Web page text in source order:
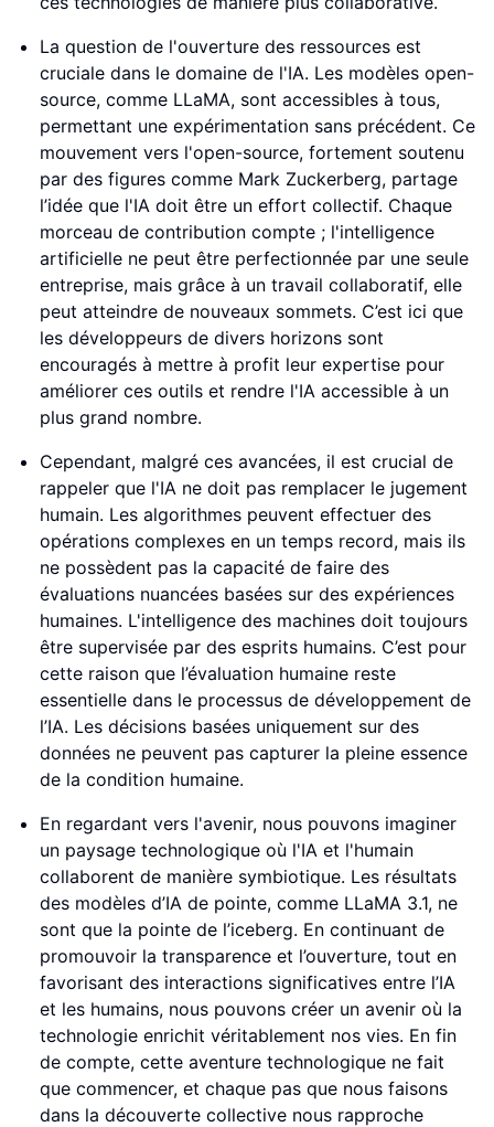
La question de l'ouverture des ressources est
cruciale dans le domaine de l'IA. Les modèles open-
source, comme LLaMA, sont accessibles à tous,
permettant une expérimentation sans précédent. Ce
mouvement vers l'open-source, fortement soutenu
par des figures comme Mark Zuckerberg, partage
l’idée que l'IA doit être un effort collectif. Chaque
morceau de contribution compte ; l'intelligence
artificielle ne peut être perfectionnée par une seule
entreprise, mais grâce à un travail collaboratif, elle
peut atteindre de nouveaux sommets. C’est ici que
les développeurs de divers horizons sont
encouragés à mettre à profit leur expertise pour
améliorer ces outils et rendre l'IA accessible à un
plus grand nombre.
Cependant, malgré ces avancées, il est crucial de
rappeler que l'IA ne doit pas remplacer le jugement
humain. Les algorithmes peuvent effectuer des
opérations complexes en un temps record, mais ils
ne possèdent pas la capacité de faire des
évaluations nuancées basées sur des expériences
humaines. L'intelligence des machines doit toujours
être supervisée par des esprits humains. C’est pour
cette raison que l’évaluation humaine reste
essentielle dans le processus de développement de
l’IA. Les décisions basées uniquement sur des
données ne peuvent pas capturer la pleine essence
de la condition humaine.
En regardant vers l'avenir, nous pouvons imaginer
un paysage technologique où l'IA et l'humain
collaborent de manière symbiotique. Les résultats
des modèles d’IA de pointe, comme LLaMA 3.1, ne
sont que la pointe de l’iceberg. En continuant de
promouvoir la transparence et l’ouverture, tout en
favorisant des interactions significatives entre l’IA
et les humains, nous pouvons créer un avenir où la
technologie enrichit véritablement nos vies. En fin
de compte, cette aventure technologique ne fait
que commencer, et chaque pas que nous faisons
dans la découverte collective nous rapproche